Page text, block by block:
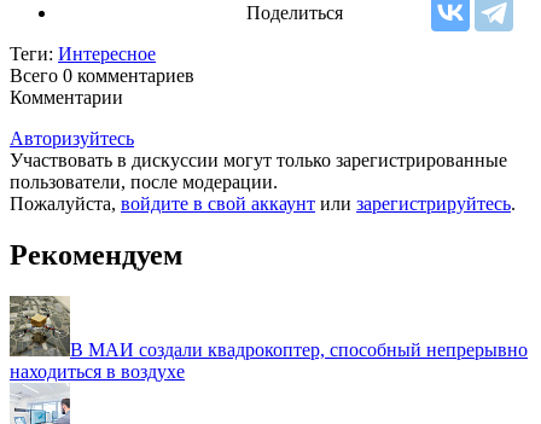
Поделиться
Теги: Интересное
Всего 0 комментариев
Комментарии
Авторизуйтесь
Участвовать в дискуссии могут только зарегистрированные
пользователи, после модерации.
Пожалуйста, войдите в свой аккаунт или зарегистрируйтесь.
Рекомендуем
В МАИ создали квадрокоптер, способный непрерывно
находиться в воздухе